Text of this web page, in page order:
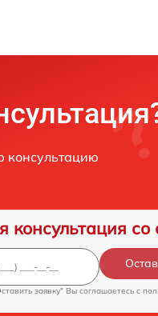
консультацию
консультация
заявку" Вы соглашаетесь c